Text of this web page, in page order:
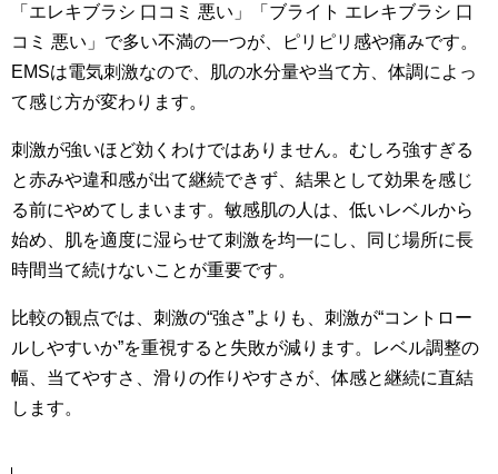
「エレキブラシ 口コミ 悪い」「ブライト エレキブラシ 口
コミ 悪い」で多い不満の一つが、ピリピリ感や痛みです。
EMSは電気刺激なので、肌の水分量や当て方、体調によっ
て感じ方が変わります。
刺激が強いほど効くわけではありません。むしろ強すぎる
と赤みや違和感が出て継続できず、結果として効果を感じ
る前にやめてしまいます。敏感肌の人は、低いレベルから
始め、肌を適度に湿らせて刺激を均一にし、同じ場所に長
時間当て続けないことが重要です。
比較の観点では、刺激の“強さ”よりも、刺激が“コントロー
ルしやすいか”を重視すると失敗が減ります。レベル調整の
幅、当てやすさ、滑りの作りやすさが、体感と継続に直結
します。